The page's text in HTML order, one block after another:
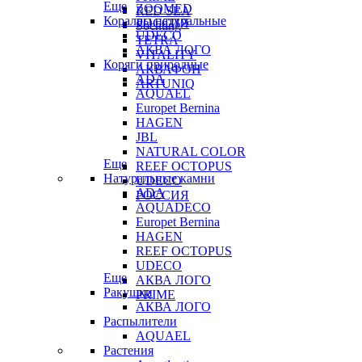
RED SEA
Sochting
TETRA
VITALITY
АКВАФОН
ARTUNIQ
ZOOMED
РОССИЯ
Еще
Кораллы натуральные
UDECO
АКВА ЛОГО
Коряги природные
ADA
AQUAEL
Europet Bernina
HAGEN
JBL
NATURAL COLOR
REEF OCTOPUS
UDECO
РОССИЯ
Еще
Натуральные камни
ADA
AQUADECO
Europet Bernina
HAGEN
REEF OCTOPUS
UDECO
АКВА ЛОГО
PRIME
Еще
Ракушки
АКВА ЛОГО
Распылители
AQUAEL
Растения